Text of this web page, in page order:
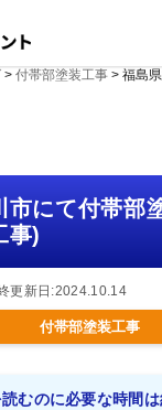
> 付帯部塗装工事> 福島
市にて付帯部
事)
更新日:2024.10.14
付帯部塗装工事
むのに必要な時間は